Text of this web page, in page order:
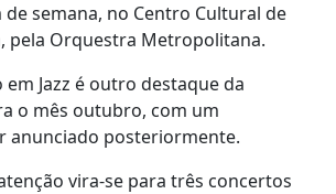
semana, no Centro Cultural de
pela Orquestra Metropolitana.
Jazz é outro destaque da
o mês outubro, com um
anunciado posteriormente.
vira-se para três concertos